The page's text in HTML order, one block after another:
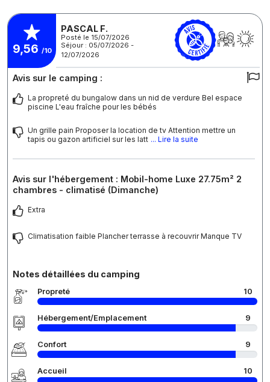
9,56 /10
PASCAL F.
Posté le 15/07/2026
Séjour : 05/07/2026 -
12/07/2026
Avis sur le camping :
La propreté du bungalow dans un nid de verdure Bel espace
piscine L'eau fraîche pour les bébés
Un grille pain Proposer la location de tv Attention mettre un
tapis ou gazon artificiel sur les latt ... Lire la suite
Avis sur l'hébergement : Mobil-home Luxe 27.75m² 2
chambres - climatisé (Dimanche)
Extra
Climatisation faible Plancher terrasse à recouvrir Manque TV
Notes détaillées du camping
Propreté 10
Hébergement/Emplacement 9
Confort 9
Accueil 10